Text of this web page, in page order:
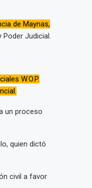
de Maynas,
Judicial.
W.O.P.
un proceso
quien dictó
civil a favor